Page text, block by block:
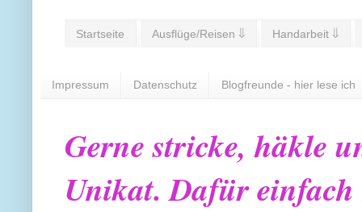
Startseite Ausflüge/Reisen ⇓ Handarbeit ⇓
Impressum Datenschutz Blogfreunde - hier lese ich
Gerne stricke, häkle
Unikat. Dafür